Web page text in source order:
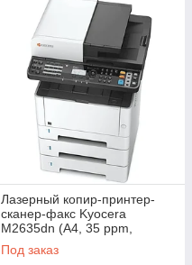
Лазерный копир-принтер-
сканер-факс Kyocera
M2635dn (А4, 35 ppm,
1200dpi, 512Mb, USB,
Network, автоподатчик,
Под заказ